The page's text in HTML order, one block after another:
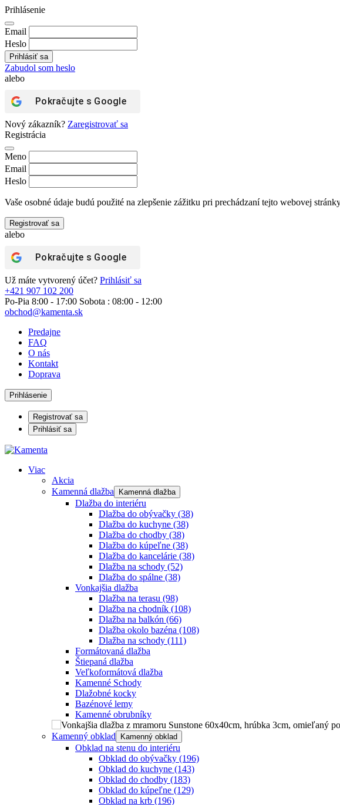
Prihlásenie
Email
Heslo
Zabudol som heslo
alebo
Pokračujte s Google
Nový zákazník? Zaregistrovať sa
Registrácia
Meno
Email
Heslo
Vaše osobné údaje budú použité na zlepšenie zážitku pri prechádzaní tejto webovej
Registrovať sa
alebo
Pokračujte s Google
Už máte vytvorený účet? Prihlásiť sa
+421 907 102 200
Po-Pia 8:00 - 17:00 Sobota : 08:00 - 12:00
obchod@kamenta.sk
Predajne
FAQ
O nás
Kontakt
Doprava
Prihlásenie
Registrovať sa
Prihlásiť sa
Viac
Akcia
Kamenná dlažba
Kamenná dlažba
Dlažba do interiéru
Dlažba do obývačky (38)
Dlažba do kuchyne (38)
Dlažba do chodby (38)
Dlažba do kúpeľne (38)
Dlažba do kancelárie (38)
Dlažba na schody (52)
Dlažba do spálne (38)
Vonkajšia dlažba
Dlažba na terasu (98)
Dlažba na chodník (108)
Dlažba na balkón (66)
Dlažba okolo bazéna (108)
Dlažba na schody (111)
Formátovaná dlažba
Štiepaná dlažba
Veľkoformátová dlažba
Kamenné Schody
Dlažobné kocky
Bazénové lemy
Kamenné obrubníky
Kamenný obklad Kamenný obklad
Obklad na stenu do interiéru
Obklad do obývačky (196)
Obklad do kuchyne (143)
Obklad do chodby (183)
Obklad do kúpeľne (129)
Obklad na krb (196)